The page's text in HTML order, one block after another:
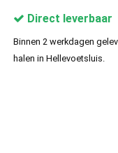
Direct leverbaar
Binnen 2 werkdagen
halen in Hellevoetsluis.